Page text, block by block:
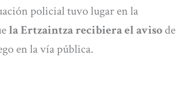
policial tuvo lugar en la
la Ertzaintza recibiera el avisode
en la vía pública.